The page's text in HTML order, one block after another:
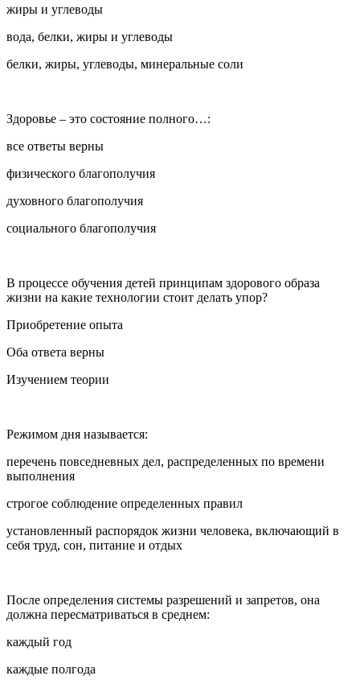
жиры и углеводы
вода, белки, жиры и углеводы
белки, жиры, углеводы, минеральные соли
Здоровье – это состояние полного…:
все ответы верны
физического благополучия
духовного благополучия
социального благополучия
В процессе обучения детей принципам здорового образа
жизни на какие технологии стоит делать упор?
Приобретение опыта
Оба ответа верны
Изучением теории
Режимом дня называется:
перечень повседневных дел, распределенных по времени
выполнения
строгое соблюдение определенных правил
установленный распорядок жизни человека, включающий в
себя труд, сон, питание и отдых
После определения системы разрешений и запретов, она
должна пересматриваться в среднем:
каждый год
каждые полгода